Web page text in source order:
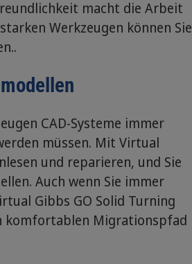
macht die Arbeit
Werkzeugen können Sie
CAD-Systeme immer
müssen. Mit Virtual
und reparieren, und Sie
Auch wenn Sie immer
Gibbs GO Solid Turning
komfortablen Migrationspfad